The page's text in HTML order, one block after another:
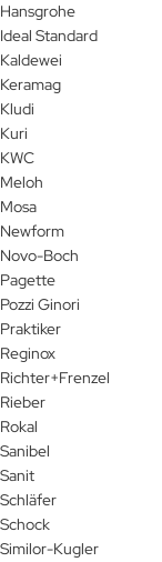
Hansgrohe
Ideal Standard
Kaldewei
Keramag
Kludi
Kuri
KWC
Meloh
Mosa
Newform
Novo-Boch
Pagette
Pozzi Ginori
Praktiker
Reginox
Richter+Frenzel
Rieber
Rokal
Sanibel
Sanit
Schläfer
Schock
Similor-Kugler